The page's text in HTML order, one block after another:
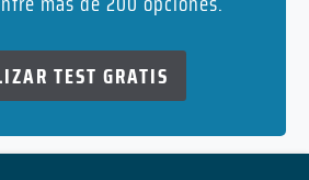
TEST GRATIS